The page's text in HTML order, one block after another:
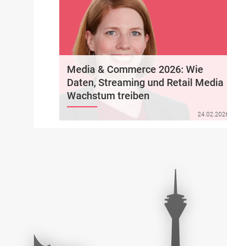
Media & Commerce 2026: Wie
Daten, Streaming und Retail Media
Wachstum treiben
Wie verändern Daten, Streaming und Retail Media
die Wachstumslogik von Medien- und